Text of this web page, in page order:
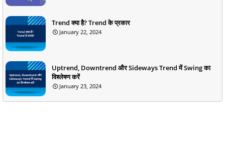
Trend क्या है? Trend के प्रकार
January 22, 2024
Uptrend, Downtrend और Sideways Trend में Swing का
विश्लेषण करें
January 23, 2024